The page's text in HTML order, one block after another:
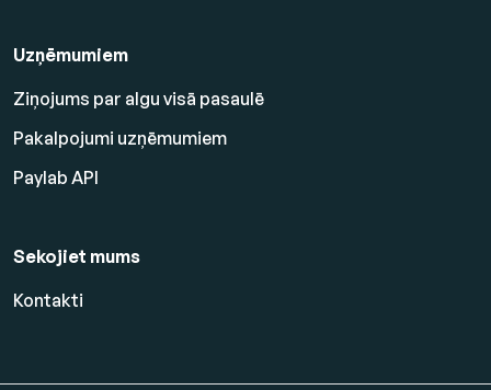
Uzņēmumiem
Ziņojums par algu visā pasaulē
Pakalpojumi uzņēmumiem
Paylab API
Sekojiet mums
Kontakti